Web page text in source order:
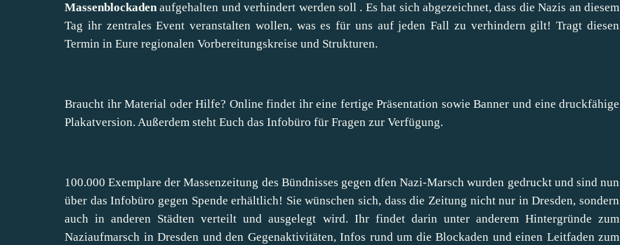
Massenblockadenaufgehalten und verhindert werden soll . Es hat sich abgezeichnet, dass die Nazis an diesem
Tag ihr zentrales Event veranstalten wollen, was es für uns auf jeden Fall zu verhindern gilt! Tragt diesen
Termin in Eure regionalen Vorbereitungskreise und Strukturen.
Braucht ihr Material oder Hilfe? Online findet ihr eine fertige Präsentation sowieBanner und eine druckfähige
Plakatversion. Außerdem steht Euch das Infobüro für Fragen zur Verfügung.
100.000 Exemplare der Massenzeitung des Bündnisses gegen dfen Nazi-Marsch wurden gedruckt und sind nun
über das Infobüro gegen Spende erhältlich! Sie wünschen sich, dass die Zeitung nicht nur in Dresden, sondern
auch in anderen Städten verteilt und ausgelegt wird. Ihr findet darin unter anderem Hintergründe zum
Naziaufmarsch in Dresden und den Gegenaktivitäten, Infos rund um die Blockaden und einen Leitfaden zum